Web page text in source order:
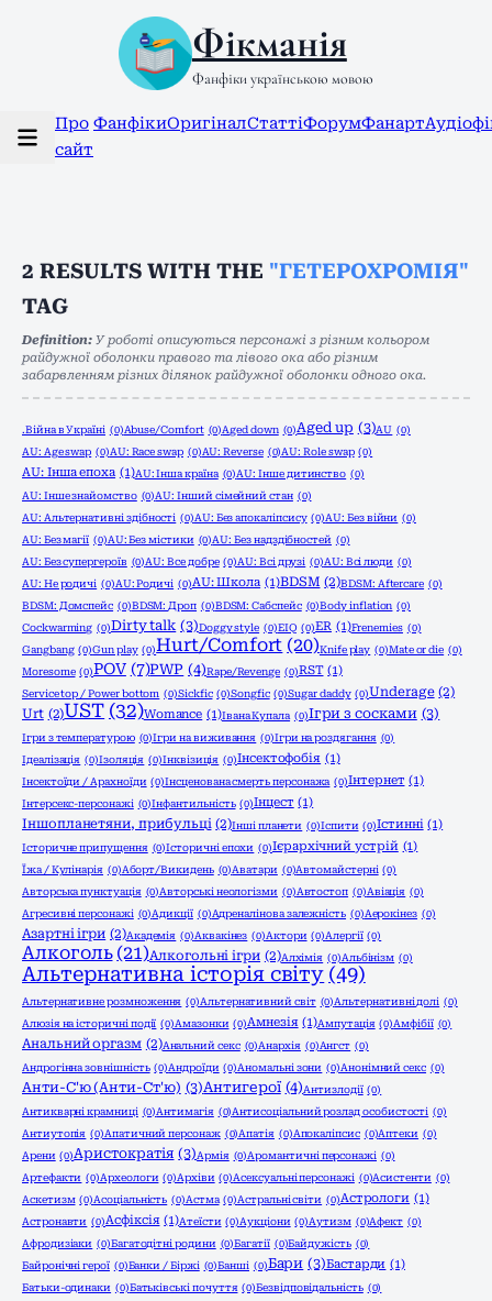
Фікманія
Фанфіки українською мовою
Про
сайт
ФанфікиОригіналСтаттіФорумФанарт
2 RESULTS WITH THE "ГЕТЕРОХРОМІЯ"
TAG
Definition: У роботі описуються персонажі з різним кольором
райдужної оболонки правого та лівого ока або різним
забарвленням різних ділянок райдужної оболонки одного ока.
.Війна в Україні (0)Abuse/Comfort (0)Aged down (0)Aged up (3)AU (0)
AU: Age swap (0)AU: Race swap (0)AU: Reverse (0)AU: Role swap (0)
AU: Інша епоха (1)AU: Інша країна (0)AU: Інше дитинство (0)
AU: Інше знайомство (0)AU: Інший сімейний стан (0)
AU: Альтернативні здібності (0)AU: Без апокаліпсису (0)AU: Без війни (0)
AU: Без магії (0)AU: Без містики (0)AU: Без надздібностей (0)
AU: Без супергероїв (0)AU: Все добре (0)AU: Всі друзі (0)AU: Всі люди (0)
AU: Не родичі (0)AU: Родичі (0)AU: Школа (1)BDSM (2)BDSM: Aftercare (0)
BDSM: Домспейс (0)BDSM: Дроп (0)BDSM: Сабспейс (0)Body inflation (0)
Cockwarming (0)Dirty talk (3)Doggy style (0)EIQ (0)ER (1)Frenemies (0)
Gangbang (0)Gun play (0)Hurt/Comfort (20)Knife play (0)Mate or die (0)
Moresome (0)POV (7)PWP (4)Rape/Revenge (0)RST (1)
Service top / Power bottom (0)Sickfic (0)Songfic (0)Sugar daddy (0)Underage (2)
Urt (2)UST (32)Womance (1)Івана Купала (0)Ігри з сосками (3)
Ігри з температурою (0)Ігри на виживання (0)Ігри на роздягання (0)
Ідеалізація (0)Ізоляція (0)Інквізиція (0)Інсектофобія (1)
Інсектоїди / Арахноїди (0)Інсценована смерть персонажа (0)Інтернет (1)
Інтерсекс-персонажі (0)Інфантильність (0)Інцест (1)
Іншопланетяни, прибульці (2)Інші планети (0)Іспити (0)Істинні (1)
Історичне припущення (0)Історичні епохи (0)Ієрархічний устрій (1)
Їжа / Кулінарія (0)Аборт/Викидень (0)Аватари (0)Автомайстерні (0)
Авторська пунктуація (0)Авторські неологізми (0)Автостоп (0)Авіація (0)
Агресивні персонажі (0)Адикції (0)Адреналінова залежність (0)Аерокінез (0)
Азартні ігри (2)Академія (0)Аквакінез (0)Актори (0)Алергії (0)
Алкоголь (21)Алкогольні ігри (2)Алхімія (0)Альбінізм (0)
Альтернативна історія світу (49)
Альтернативне розмноження (0)Альтернативний світ (0)Альтернативні долі (0)
Алюзія на історичні події (0)Амазонки (0)Амнезія (1)Ампутація (0)Амфібії (0)
Анальний оргазм (2)Анальний секс (0)Анархія (0)Ангст (0)
Андрогінна зовнішність (0)Андроїди (0)Аномальні зони (0)Анонімний секс (0)
Анти-С'ю (Анти-Ст'ю) (3)Антигерої (4)Антизлодії (0)
Антикварні крамниці (0)Антимагія (0)Антисоціальний розлад особистості (0)
Антиутопія (0)Апатичний персонаж (0)Апатія (0)Апокаліпсис (0)Аптеки (0)
Арени (0)Аристократія (3)Армія (0)Аромантичні персонажі (0)
Артефакти (0)Археологи (0)Архіви (0)Асексуальні персонажі (0)Асистенти (0)
Аскетизм (0)Асоціальність (0)Астма (0)Астральні світи (0)Астрологи (1)
Астронавти (0)Асфіксія (1)Атеїсти (0)Аукціони (0)Аутизм (0)Афект (0)
Афродизіаки (0)Багатодітні родини (0)Багатії (0)Байдужість (0)
Байронічні герої (0)Банки / Біржі (0)Банші (0)Бари (3)Бастарди (1)
Батьки-одинаки (0)Батьківські почуття (0)Безвідповідальність (0)